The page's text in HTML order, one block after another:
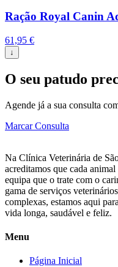
Ração Royal Canin
61,95 €
↓
O seu patudo
Agende já a sua consulta
Marcar Consulta
Na Clínica Veterinária de
acreditamos que cada
equipa que o trate com o
gama de serviços
complexas, estamos aqui
vida longa, saudável e feliz.
Menu
Página Inicial